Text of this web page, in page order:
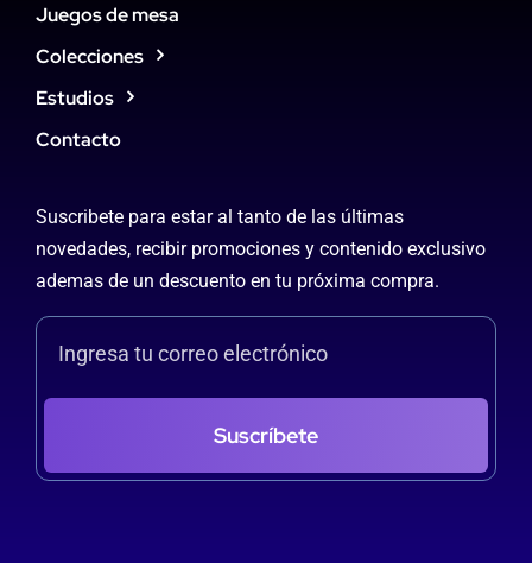
Juegos de mesa
Colecciones
Estudios
Contacto
Suscribete para estar al tanto de las últimas
novedades, recibir promociones y contenido exclusivo
ademas de un descuento en tu próxima compra.
Suscríbete